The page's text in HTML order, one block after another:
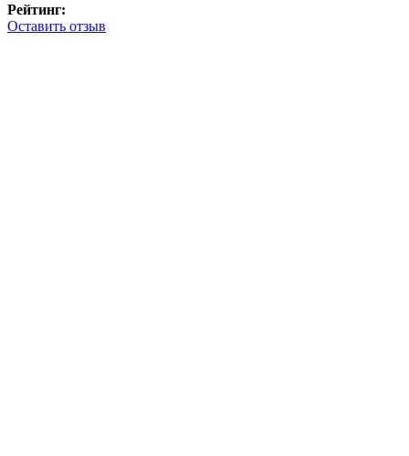
Рейтинг:
Оставить отзыв